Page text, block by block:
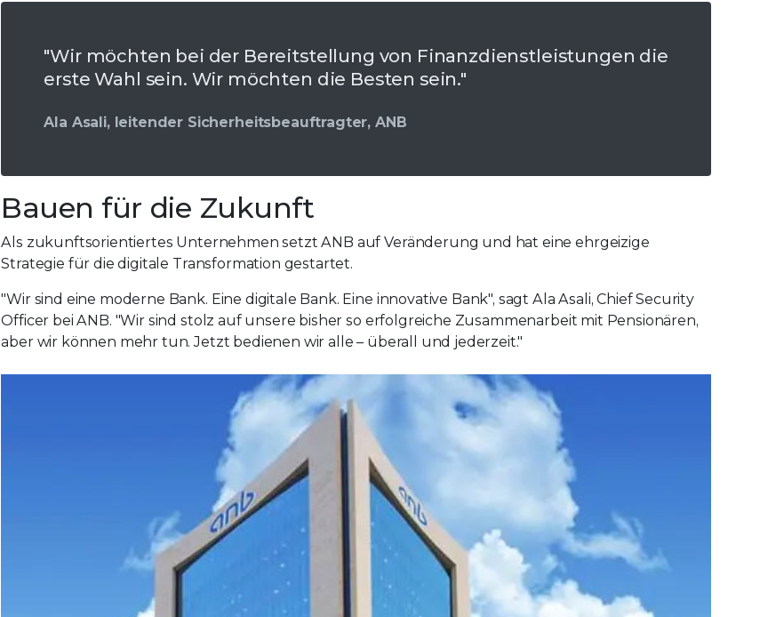
"Wir möchten bei der Bereitstellung von Finanzdienstleistungen die
erste Wahl sein. Wir möchten die Besten sein."
Ala Asali, leitender Sicherheitsbeauftragter, ANB
Bauen für die Zukunft
Als zukunftsorientiertes Unternehmen setzt ANB auf Veränderung und hat eine ehrgeizige
Strategie für die digitale Transformation gestartet.
"Wir sind eine moderne Bank. Eine digitale Bank. Eine innovative Bank", sagt Ala Asali, Chief Security
Officer bei ANB. "Wir sind stolz auf unsere bisher so erfolgreiche Zusammenarbeit mit Pensionären,
aber wir können mehr tun. Jetzt bedienen wir alle – überall und jederzeit."